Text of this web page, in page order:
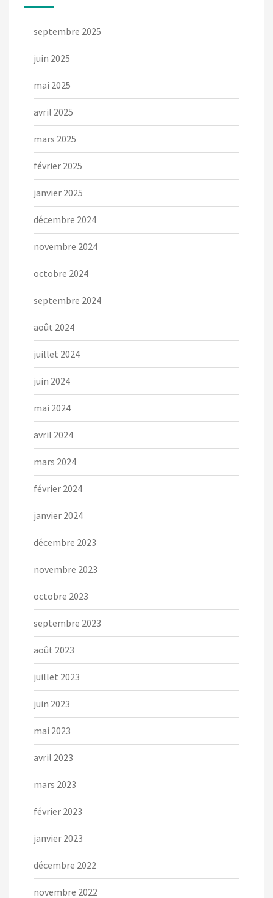
septembre 2025
juin 2025
mai 2025
avril 2025
mars 2025
février 2025
janvier 2025
décembre 2024
novembre 2024
octobre 2024
septembre 2024
août 2024
juillet 2024
juin 2024
mai 2024
avril 2024
mars 2024
février 2024
janvier 2024
décembre 2023
novembre 2023
octobre 2023
septembre 2023
août 2023
juillet 2023
juin 2023
mai 2023
avril 2023
mars 2023
février 2023
janvier 2023
décembre 2022
novembre 2022